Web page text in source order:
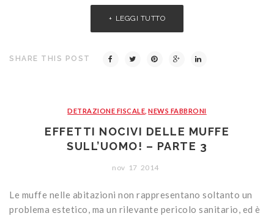
LEGGI TUTTO
SHARE THIS POST
DETRAZIONE FISCALE ,NEWS FABBRONI
EFFETTI NOCIVI DELLE MUFFE
SULL’UOMO! – PARTE 3
nov 17 2014
Le muffe nelle abitazioni non rappresentano soltanto un
problema estetico, ma un rilevante pericolo sanitario, ed è